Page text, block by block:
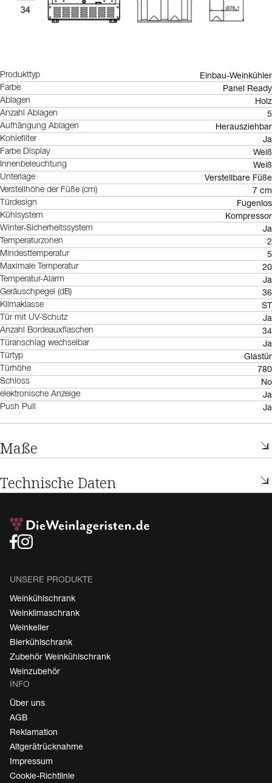
Produkttyp Einbau-Weinkühler
Farbe Panel Ready
Ablagen Holz
Anzahl Ablagen 5
Aufhängung Ablagen Herausziehbar
Kohlefilter Ja
Farbe Display Weiß
Innenbeleuchtung Weiß
Unterlage Verstellbare Füße
Verstellhöhe der Füße (cm) 7 cm
Türdesign Fugenlos
Kühlsystem Kompressor
Winter-Sicherheitssystem Ja
Temperaturzonen 2
Mindesttemperatur 5
Maximale Temperatur 20
Temperatur-Alarm Ja
Geräuschpegel (dB) 36
Klimaklasse ST
Tür mit UV-Schutz Ja
Anzahl Bordeauxflaschen 34
Türanschlag wechselbar Ja
Türtyp Glastür
Türhöhe 780
Schloss No
elektronische Anzeige Ja
Push Pull Ja
Maße
Technische Daten
UNSERE PRODUKTE
Weinkühlschrank
Weinklimaschrank
Weinkeller
Bierkühlschrank
Zubehör Weinkühlschrank
Weinzubehör
INFO
Über uns
AGB
Reklamation
Altgerätrücknahme
Impressum
Cookie-Richtlinie